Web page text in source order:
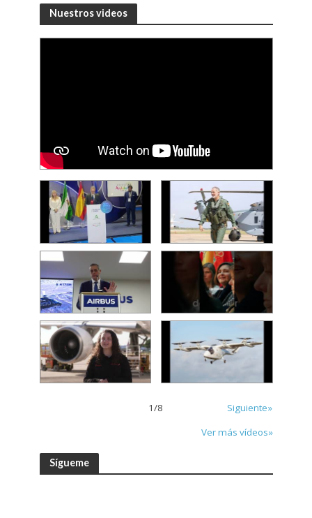
Nuestros videos
1/8
Siguiente»
Ver más vídeos»
Sígueme